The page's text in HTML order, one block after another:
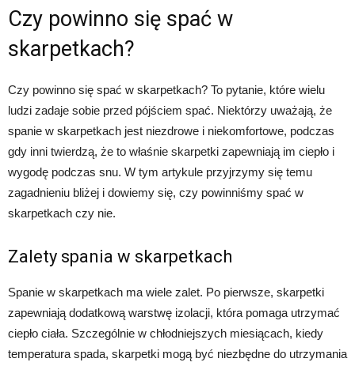
Czy powinno się spać w
skarpetkach?
Czy powinno się spać w skarpetkach? To pytanie, które wielu
ludzi zadaje sobie przed pójściem spać. Niektórzy uważają, że
spanie w skarpetkach jest niezdrowe i niekomfortowe, podczas
gdy inni twierdzą, że to właśnie skarpetki zapewniają im ciepło i
wygodę podczas snu. W tym artykule przyjrzymy się temu
zagadnieniu bliżej i dowiemy się, czy powinniśmy spać w
skarpetkach czy nie.
Zalety spania w skarpetkach
Spanie w skarpetkach ma wiele zalet. Po pierwsze, skarpetki
zapewniają dodatkową warstwę izolacji, która pomaga utrzymać
ciepło ciała. Szczególnie w chłodniejszych miesiącach, kiedy
temperatura spada, skarpetki mogą być niezbędne do utrzymania